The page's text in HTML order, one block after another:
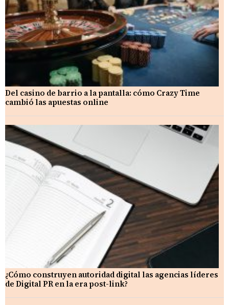
Del casino de barrio a la pantalla: cómo Crazy Time
cambió las apuestas online
¿Cómo construyen autoridad digital las agencias líderes
de Digital PR en la era post-link?